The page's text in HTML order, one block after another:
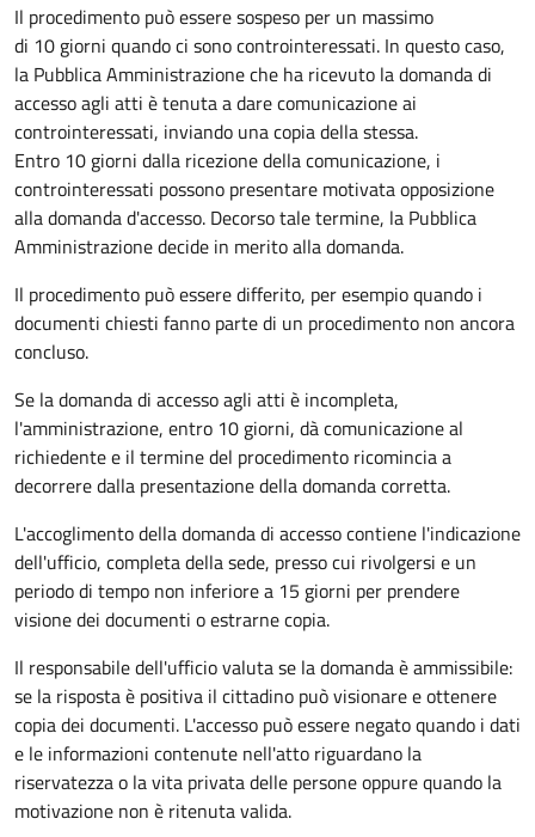
Il procedimento può essere sospeso per un massimo
di 10 giorni quando ci sono controinteressati. In questo caso,
la Pubblica Amministrazione che ha ricevuto la domanda di
accesso agli atti è tenuta a dare comunicazione ai
controinteressati, inviando una copia della stessa.
Entro 10 giorni dalla ricezione della comunicazione, i
controinteressati possono presentare motivata opposizione
alla domanda d'accesso. Decorso tale termine, la Pubblica
Amministrazione decide in merito alla domanda.
Il procedimento può essere differito, per esempio quando i
documenti chiesti fanno parte di un procedimento non ancora
concluso.
Se la domanda di accesso agli atti è incompleta,
l'amministrazione, entro 10 giorni, dà comunicazione al
richiedente e il termine del procedimento ricomincia a
decorrere dalla presentazione della domanda corretta.
L'accoglimento della domanda di accesso contiene l'indicazione
dell'ufficio, completa della sede, presso cui rivolgersi e un
periodo di tempo non inferiore a 15 giorni per prendere
visione dei documenti o estrarne copia.
Il responsabile dell'ufficio valuta se la domanda è ammissibile:
se la risposta è positiva il cittadino può visionare e ottenere
copia dei documenti. L'accesso può essere negato quando i dati
e le informazioni contenute nell'atto riguardano la
riservatezza o la vita privata delle persone oppure quando la
motivazione non è ritenuta valida.